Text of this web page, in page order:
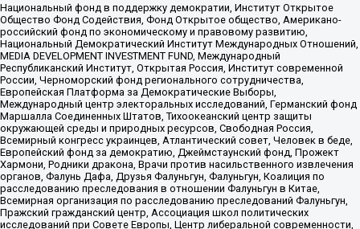
Национальный фонд в поддержку демократии, Институт Открытое
Общество Фонд Содействия, Фонд Открытое общество, Американо-
российский фонд по экономическому и правовому развитию,
Национальный Демократический Институт Международных Отношений,
MEDIA DEVELOPMENT INVESTMENT FUND, Международный
Республиканский Институт, Открытая Россия, Институт современной
России, Черноморский фонд регионального сотрудничества,
Европейская Платформа за Демократические Выборы,
Международный центр электоральных исследований, Германский фонд
Маршалла Соединенных Штатов, Тихоокеанский центр защиты
окружающей среды и природных ресурсов, Свободная Россия,
Всемирный конгресс украинцев, Атлантический совет, Человек в беде,
Европейский фонд за демократию, Джеймстаунский фонд, Прожект
Хармони, Родники дракона, Врачи против насильственного извлечения
органов, Фалунь Дафа, Друзья Фалуньгун, Фалуньгун, Коалиция по
расследованию преследования в отношении Фалуньгун в Китае,
Всемирная организация по расследованию преследований Фалуньгун,
Пражский гражданский центр, Ассоциация школ политических
исследований при Совете Европы, Центр либеральной современности,